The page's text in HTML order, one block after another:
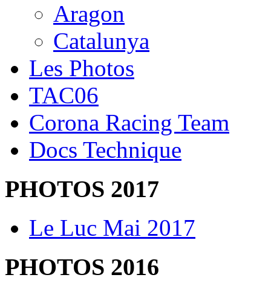
Aragon
Catalunya
Les Photos
TAC06
Corona Racing Team
Docs Technique
PHOTOS 2017
Le Luc Mai 2017
PHOTOS 2016